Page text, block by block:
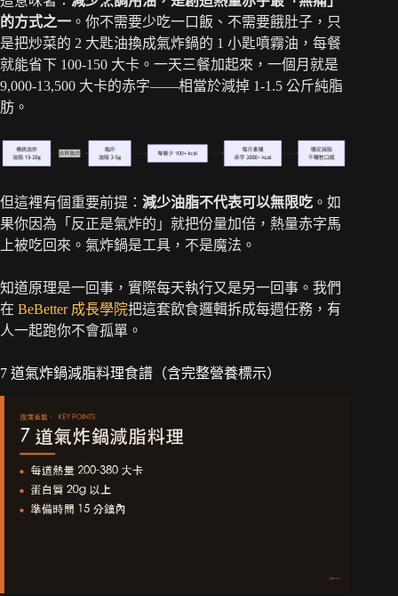
的方式之一 。你不需要少吃一口飯、不需要餓肚子，只
是把炒菜的 2 大匙油換成氣炸鍋的 1 小匙噴霧油，每餐
就能省下 100-150 大卡。一天三餐加起來，一個月就是
9,000-13,500 大卡的赤字——相當於減掉 1-1.5 公斤純脂
肪。
但這裡有個重要前提： 減少油脂不代表可以無限吃 。如
果你因為「反正是氣炸的」就把份量加倍，熱量赤字馬
上被吃回來。氣炸鍋是工具，不是魔法。
知道原理是一回事，實際每天執行又是另一回事。我們
在 BeBetter 成長學院把這套飲食邏輯拆成每週任務，有
人一起跑你不會孤單。
7 道氣炸鍋減脂料理食譜（含完整營養標示）